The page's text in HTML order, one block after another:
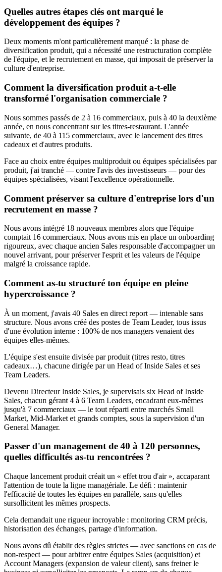
Quelles autres étapes clés ont marqué le
développement des équipes ?
Deux moments m'ont particulièrement marqué : la phase de
diversification produit, qui a nécessité une restructuration complète
de l'équipe, et le recrutement en masse, qui imposait de préserver la
culture d'entreprise.
Comment la diversification produit a-t-elle
transformé l'organisation commerciale ?
Nous sommes passés de 2 à 16 commerciaux, puis à 40 la deuxième
année, en nous concentrant sur les titres-restaurant. L'année
suivante, de 40 à 115 commerciaux, avec le lancement des titres
cadeaux et d'autres produits.
Face au choix entre équipes multiproduit ou équipes spécialisées par
produit, j'ai tranché — contre l'avis des investisseurs — pour des
équipes spécialisées, visant l'excellence opérationnelle.
Comment préserver sa culture d'entreprise lors d'un
recrutement en masse ?
Nous avons intégré 18 nouveaux membres alors que l'équipe
comptait 16 commerciaux. Nous avons mis en place un onboarding
rigoureux, avec chaque ancien Sales responsable d'accompagner un
nouvel arrivant, pour préserver l'esprit et les valeurs de l'équipe
malgré la croissance rapide.
Comment as-tu structuré ton équipe en pleine
hypercroissance ?
À un moment, j'avais 40 Sales en direct report — intenable sans
structure. Nous avons créé des postes de Team Leader, tous issus
d'une évolution interne : 100% de nos managers venaient des
équipes elles-mêmes.
L'équipe s'est ensuite divisée par produit (titres resto, titres
cadeaux…), chacune dirigée par un Head of Inside Sales et ses
Team Leaders.
Devenu Directeur Inside Sales, je supervisais six Head of Inside
Sales, chacun gérant 4 à 6 Team Leaders, encadrant eux-mêmes
jusqu'à 7 commerciaux — le tout réparti entre marchés Small
Market, Mid-Market et grands comptes, sous la supervision d'un
General Manager.
Passer d'un management de 40 à 120 personnes,
quelles difficultés as-tu rencontrées ?
Chaque lancement produit créait un « effet trou d'air », accaparant
l'attention de toute la ligne managériale. Le défi : maintenir
l'efficacité de toutes les équipes en parallèle, sans qu'elles
sursollicitent les mêmes prospects.
Cela demandait une rigueur incroyable : monitoring CRM précis,
historisation des échanges, partage d'information.
Nous avons dû établir des règles strictes — avec sanctions en cas de
non-respect — pour arbitrer entre équipes Sales (acquisition) et
Account Managers (expansion de valeur client), sans freiner le